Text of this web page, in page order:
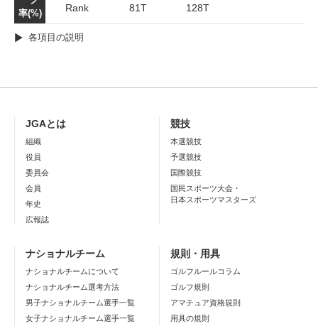
率(%)
Rank 81T 128T
各項目の説明
JGAとは
組織
役員
委員会
会員
年史
広報誌
競技
本選競技
予選競技
国際競技
国民スポーツ大会・
日本スポーツマスターズ
ナショナルチーム
ナショナルチームについて
ナショナルチーム選考方法
男子ナショナルチーム選手一覧
女子ナショナルチーム選手一覧
規則・用具
ゴルフルールコラム
ゴルフ規則
アマチュア資格規則
用具の規則